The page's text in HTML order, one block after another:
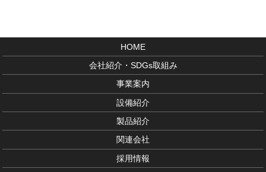
HOME
会社紹介・SDGs取組み
事業案内
設備紹介
製品紹介
関連会社
採用情報